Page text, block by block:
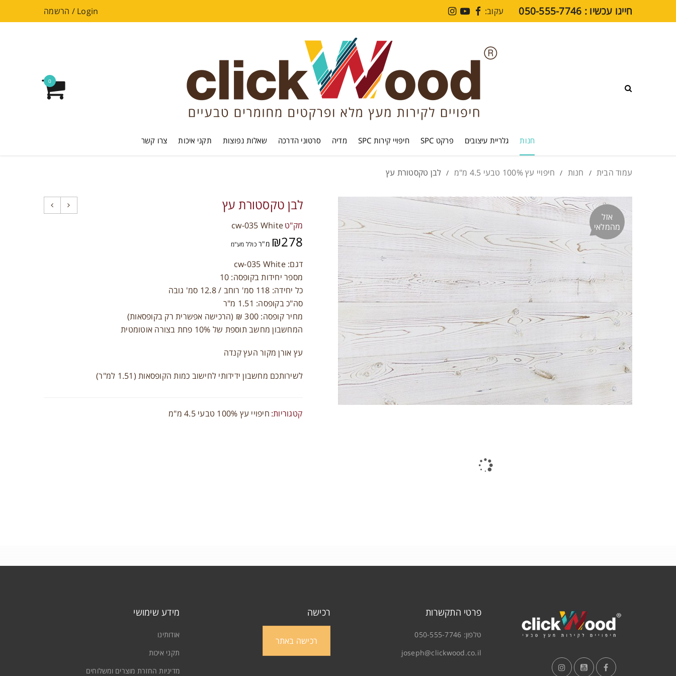
התחברות
שם משתמש או כתובת אימייל*
סיסמה*
גלריית עיצובים
חיפויי קירות SPC
בלוג
שאלות נפוצות
תקני איכות
חייגו עכשיו : ⁦050-555-7746⁩ עקוב: Login
/ הרשמה
חנות גלריית עיצובים פרקט SPC חיפויי קירות SPC מדיה סרטוני הדרכה שאלות נפוצות תקני איכות צרו קשר
0
עמוד הבית / חנות / חיפויי עץ 100% טבעי 4.5 מ"מ / לבן טקסטורת עץ
אזל
מהמלאי
לבן טקסטורת עץ
מק"טcw-035 White
₪278 מ"רכולל מע"מ
דגם: cw-035 White
מספר יחידות בקופסה: 10
כל יחידה: 118 סמ' רוחב / 12.8 סמ' גובה
סה"כ בקופסה: 1.51 מ"ר
מחיר קופסה: 300 ₪ (הרכישה אפשרית רק בקופסאות)
המחשבון מחשב תוספת של 10% פחת בצורה אוטומטית
עץ אורן מקור העץ קנדה
לשירותכם מחשבון ידידותי לחישוב כמות הקופסאות (1.51 למ"ר)
קטגוריות: חיפויי עץ 100% טבעי 4.5 מ"מ
מידע שימושי
אודותינו
תקני איכות
מדיניות החזרת מוצרים ומשלוחים
רכישה
רכישה באתר
פרטי התקשרות
טלפון: 050-555-7746
joseph@clickwood.co.il